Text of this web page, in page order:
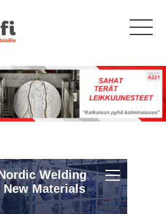
Welding
New Materials